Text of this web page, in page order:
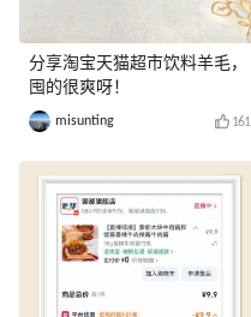
分享淘宝天猫超市饮料羊毛，
囤的很爽呀！
misunting 161